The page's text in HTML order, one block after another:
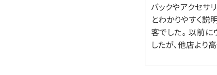
バックやアクセサ
とわかりやすく説
客でした。 以前
したが、他店より